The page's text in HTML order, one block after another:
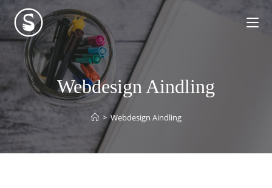
Webdesign Aindling
> Webdesign Aindling